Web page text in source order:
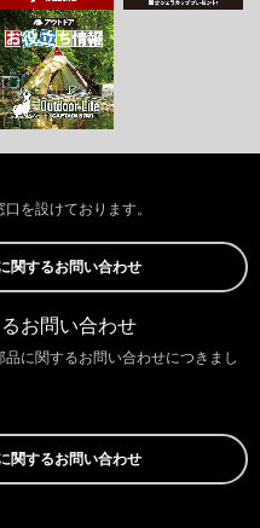
を設けております。
関するお問い合わせ
お問い合わせ
に関するお問い合わせにつきまし
関するお問い合わせ